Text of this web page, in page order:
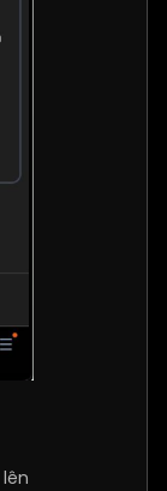
lên